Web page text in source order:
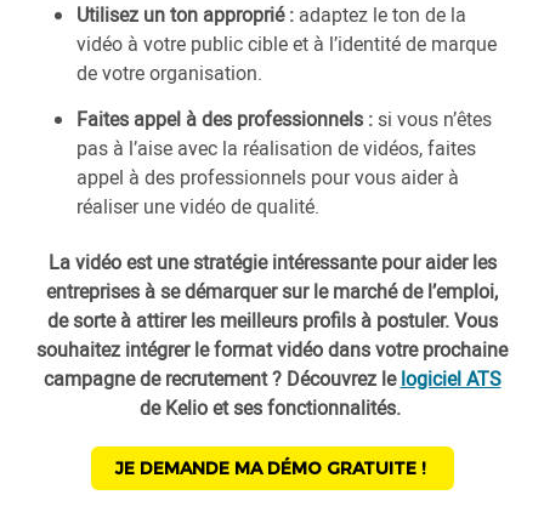
Utilisez un ton approprié : adaptez le ton de la
vidéo à votre public cible et à l’identité de marque
de votre organisation.
Faites appel à des professionnels :si vous n’êtes
pas à l’aise avec la réalisation de vidéos, faites
appel à des professionnels pour vous aider à
réaliser une vidéo de qualité.
La vidéo est une stratégie intéressante pour aider les
entreprises à se démarquer sur le marché de l’emploi,
de sorte à attirer les meilleurs profils à postuler. Vous
souhaitez intégrer le format vidéo dans votre prochaine
campagne de recrutement ? Découvrez lelogiciel ATS
de Kelio et ses fonctionnalités.
JE DEMANDE MA DÉMO GRATUITE !